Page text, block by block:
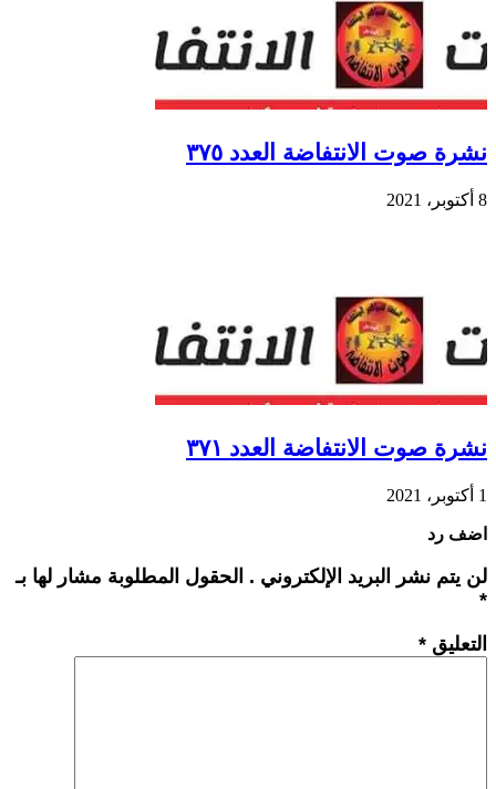
نشرة صوت الانتفاضة العدد ٣٧٥
8 أكتوبر، 2021
نشرة صوت الانتفاضة العدد ٣٧١
1 أكتوبر، 2021
اضف رد
لن يتم نشر البريد الإلكتروني . الحقول المطلوبة مشار لها بـ
*
التعليق *